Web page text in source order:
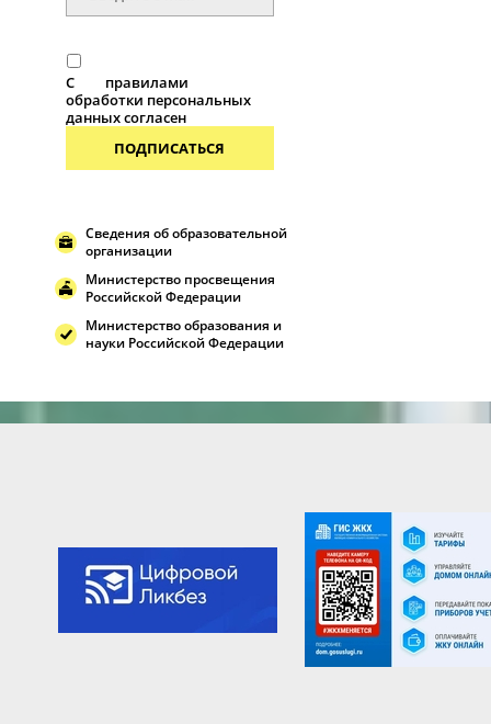
С
правилами
обработки персональных
данных согласен
ПОДПИСАТЬСЯ
Сведения об образовательной
организации
Министерство просвещения
Российской Федерации
Министерство образования и
науки Российской Федерации